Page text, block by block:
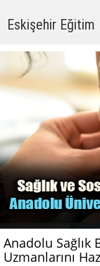
Eskişehir Eğitim
Anadolu Sağlık
Uzmanlarını